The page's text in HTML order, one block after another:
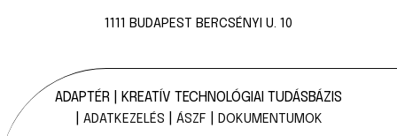
1111 BUDAPEST BERCSÉNYI U. 10
ADAPTÉR | KREATÍV TECHNOLÓGIAI TUDÁSBÁZIS
ADATKEZELÉS ÁSZF DOKUMENTUMOK